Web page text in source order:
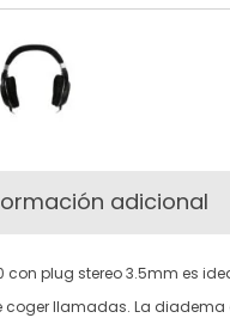
adicional
con plug stereo 3.5mm es
llamadas. La